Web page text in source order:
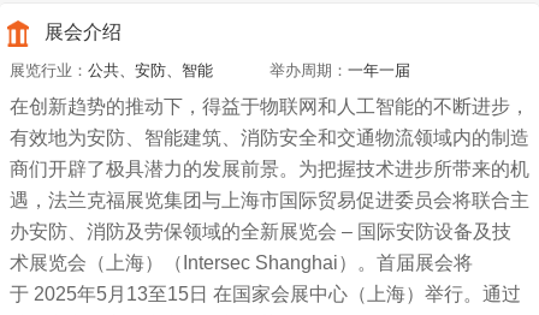
展会介绍
展览行业： 公共、安防、智能 举办周期： 一年一届
在创新趋势的推动下，得益于物联网和人工智能的不断进步，
有效地为安防、智能建筑、消防安全和交通物流领域内的制造
商们开辟了极具潜力的发展前景。为把握技术进步所带来的机
遇，法兰克福展览集团与上海市国际贸易促进委员会将联合主
办安防、消防及劳保领域的全新展览会 – 国际安防设备及技
术展览会（上海）（Intersec Shanghai）。首届展会将
于 2025年5月13至15日 在国家会展中心（上海）举行。通过